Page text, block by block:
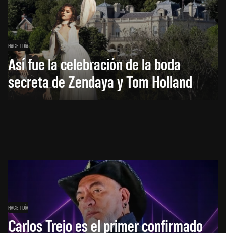
HACE 1 DÍA
Así fue la celebración de la boda
secreta de Zendaya y Tom Holland
HACE 1 DÍA
Carlos Trejo es el primer confirmado